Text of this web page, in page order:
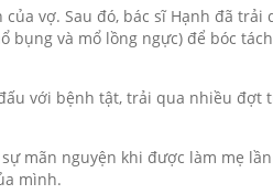
vợ. Sau đó, bác sĩ Hạnh đã trải
và mổ lồng ngực) để bóc
với bệnh tật, trải qua nhiều đợt
mãn nguyện khi được làm mẹ
mình.